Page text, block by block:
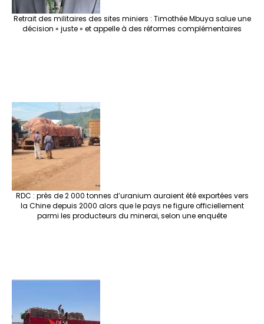
Retrait des militaires des sites miniers : Timothée Mbuya salue une
décision « juste » et appelle à des réformes complémentaires
RDC : près de 2 000 tonnes d’uranium auraient été exportées vers
la Chine depuis 2000 alors que le pays ne figure officiellement
parmi les producteurs du minerai, selon une enquête